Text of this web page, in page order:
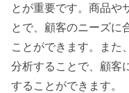
とが重要です。商品や
とで、顧客のニーズに
ことができます。また
分析することで、顧客
することができます。